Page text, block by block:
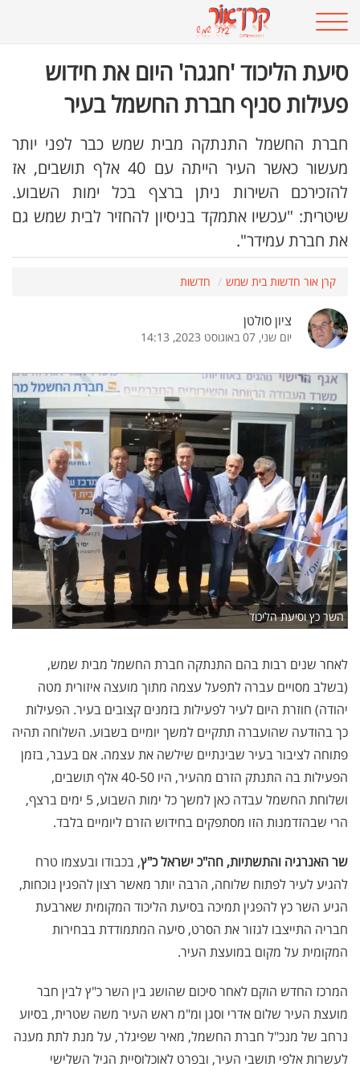
סיעת הליכוד 'חגגה' היום את חידוש
פעילות סניף חברת החשמל בעיר
חברת החשמל התנתקה מבית שמש כבר לפני יותר
מעשור כאשר העיר הייתה עם 40 אלף תושבים, אז
להזכירכם השירות ניתן ברצף בכל ימות השבוע.
שיטרית: "עכשיו אתמקד בניסיון להחזיר לבית שמש גם
את חברת עמידר".
קרן אור חדשות בית שמש חדשות
ציון סולטן
יום שני, 07 באוגוסט 2023, 14:13
השר כץ וסיעת הליכוד
לאחר שנים רבות בהם התנתקה חברת החשמל מבית שמש,
(בשלב מסויים עברה לתפעל עצמה מתוך מועצה איזורית מטה
יהודה) חוזרת היום לעיר לפעילות בזמנים קצובים בעיר. הפעילות
כך בהודעה שהועברה תתקיים למשך יומיים בשבוע. השלוחה תהיה
פתוחה לציבור בעיר שבינתיים שילשה את עצמה. אם בעבר, בזמן
הפעילות בה התנתק הזרם מהעיר, היו 40-50 אלף תושבים,
ושלוחת החשמל עבדה כאן למשך כל ימות השבוע, 5 ימים ברצף,
הרי שבהזדמנות הזו מסתפקים בחידוש הזרם ליומיים בלבד.
שר האנרגיה והתשתיות, חה"כ ישראל כ"ץ, בכבודו ובעצמו טרח
להגיע לעיר לפתוח שלוחה, הרבה יותר מאשר רצון להפגין נוכחות,
הגיע השר כץ להפגין תמיכה בסיעת הליכוד המקומית שארבעת
חבריה התייצבו לגזור את הסרט, סיעה המתמודדת בבחירות
המקומית על מקום במועצת העיר.
המרכז החדש הוקם לאחר סיכום שהושג בין השר כ"ץ לבין חבר
מועצת העיר שלום אדרי וסגן ומ"מ ראש העיר משה שטרית, בסיוע
נרחב של מנכ"ל חברת החשמל, מאיר שפיגלר, על מנת לתת מענה
לעשרות אלפי תושבי העיר, ובפרט לאוכלוסיית הגיל השלישי